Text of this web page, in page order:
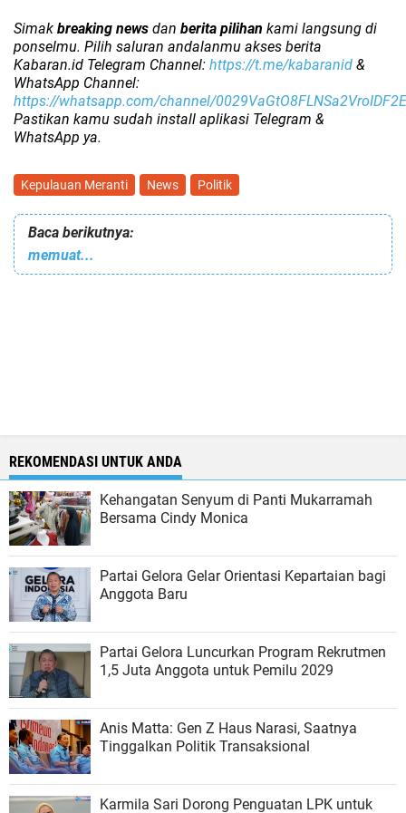
Simak breaking news dan berita pilihan kami langsung di
ponselmu. Pilih saluran andalanmu akses berita
Kabaran.id Telegram Channel: https://t.me/kabaranid &
WhatsApp Channel:
https://whatsapp.com/channel/0029VaGtO8FLNSa2VroIDF2E
Pastikan kamu sudah install aplikasi Telegram &
WhatsApp ya.
Kepulauan Meranti News Politik
Baca berikutnya:
memuat...
REKOMENDASI UNTUK ANDA
Kehangatan Senyum di Panti Mukarramah
Bersama Cindy Monica
Partai Gelora Gelar Orientasi Kepartaian bagi
Anggota Baru
Partai Gelora Luncurkan Program Rekrutmen
1,5 Juta Anggota untuk Pemilu 2029
Anis Matta: Gen Z Haus Narasi, Saatnya
Tinggalkan Politik Transaksional
Karmila Sari Dorong Penguatan LPK untuk